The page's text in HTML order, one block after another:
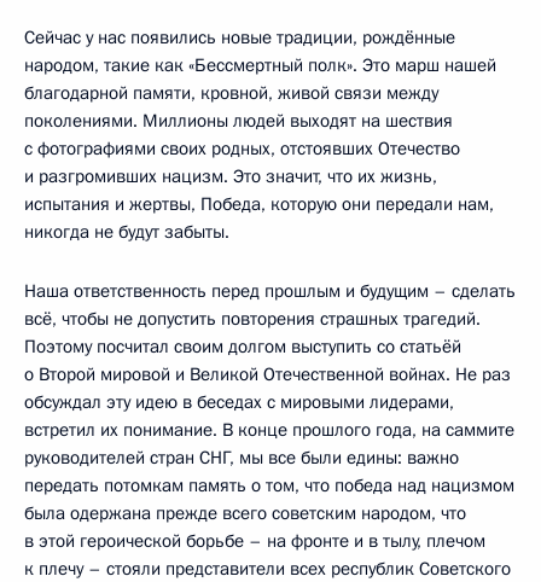
Сейчас у нас появились новые традиции, рождённые
народом, такие как «Бессмертный полк». Это марш нашей
благодарной памяти, кровной, живой связи между
поколениями. Миллионы людей выходят на шествия
с фотографиями своих родных, отстоявших Отечество
и разгромивших нацизм. Это значит, что их жизнь,
испытания и жертвы, Победа, которую они передали нам,
никогда не будут забыты.
Наша ответственность перед прошлым и будущим – сделать
всё, чтобы не допустить повторения страшных трагедий.
Поэтому посчитал своим долгом выступить со статьёй
о Второй мировой и Великой Отечественной войнах. Не раз
обсуждал эту идею в беседах с мировыми лидерами,
встретил их понимание. В конце прошлого года, на саммите
руководителей стран СНГ, мы все были едины: важно
передать потомкам память о том, что победа над нацизмом
была одержана прежде всего советским народом, что
в этой героической борьбе – на фронте и в тылу, плечом
к плечу – стояли представители всех республик Советского